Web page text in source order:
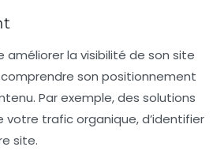
améliorer la visibilité de son site
son positionnement
Par exemple, des solutions
votre trafic organique, d’identifier
site.